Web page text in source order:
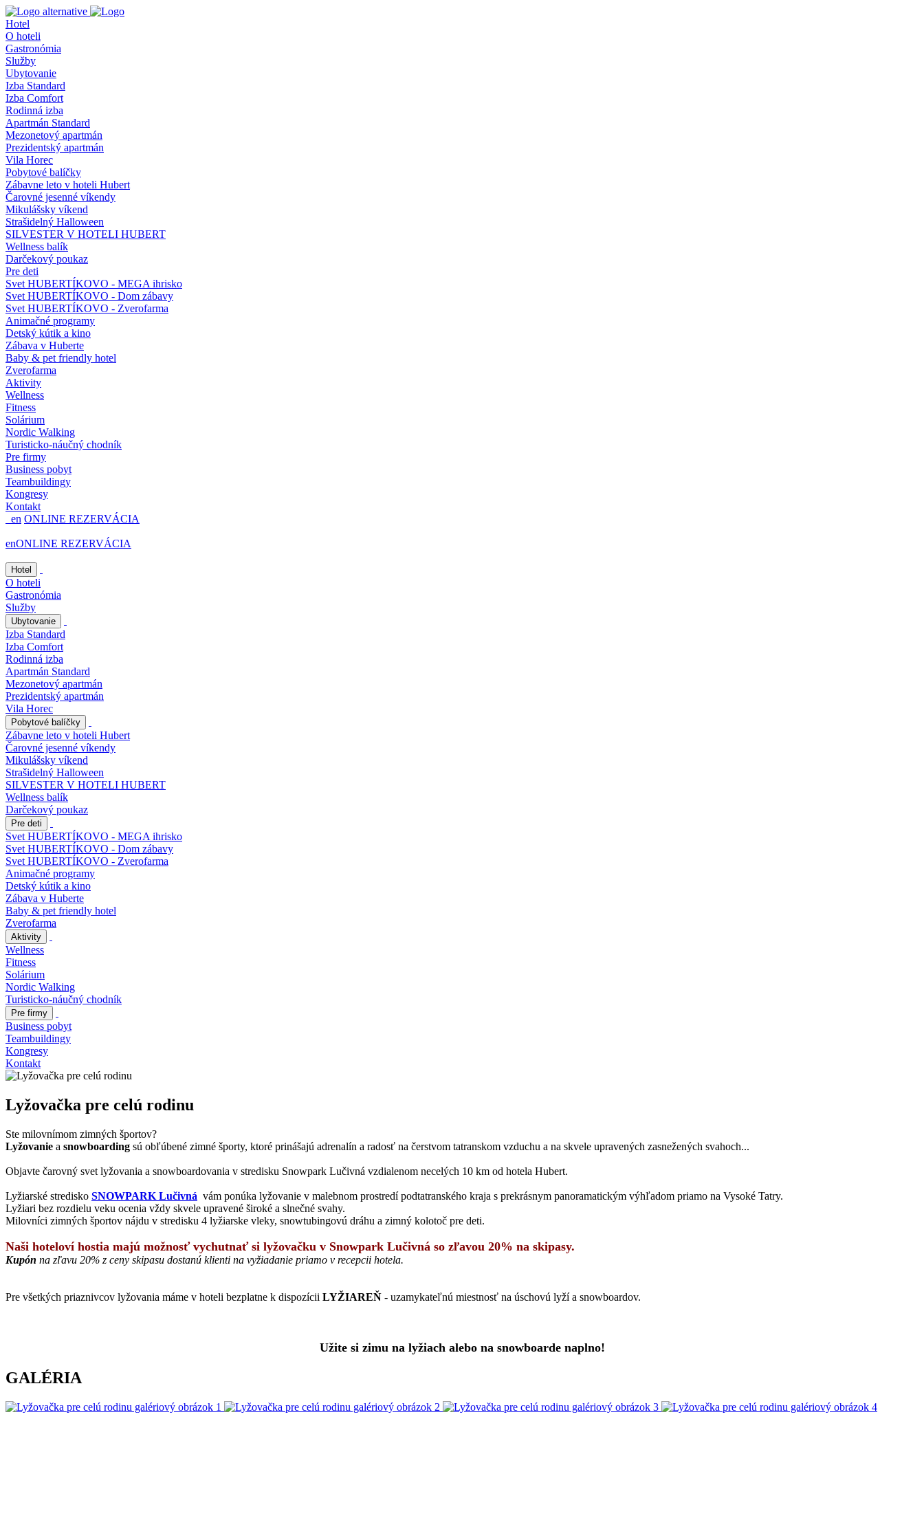
Hotel
O hoteli
Gastronómia
Služby
Ubytovanie
Izba Standard
Izba Comfort
Rodinná izba
Apartmán Standard
Mezonetový apartmán
Prezidentský apartmán
Vila Horec
Pobytové balíčky
Zábavne leto v hoteli Hubert
Čarovné jesenné víkendy
Mikulášsky víkend
Strašidelný Halloween
SILVESTER V HOTELI HUBERT
Wellness balík
Darčekový poukaz
Pre deti
Svet HUBERTÍKOVO - MEGA ihrisko
Svet HUBERTÍKOVO - Dom zábavy
Svet HUBERTÍKOVO - Zverofarma
Animačné programy
Detský kútik a kino
Zábava v Huberte
Baby & pet friendly hotel
Zverofarma
Aktivity
Wellness
Fitness
Solárium
Nordic Walking
Turisticko-náučný chodník
Pre firmy
Business pobyt
Teambuildingy
Kongresy
Kontakt
en ONLINE REZERVÁCIA
enONLINE REZERVÁCIA
Hotel
O hoteli
Gastronómia
Služby
Ubytovanie
Izba Standard
Izba Comfort
Rodinná izba
Apartmán Standard
Mezonetový apartmán
Prezidentský apartmán
Vila Horec
Pobytové balíčky
Zábavne leto v hoteli Hubert
Čarovné jesenné víkendy
Mikulášsky víkend
Strašidelný Halloween
SILVESTER V HOTELI HUBERT
Wellness balík
Darčekový poukaz
Pre deti
Svet HUBERTÍKOVO - MEGA ihrisko
Svet HUBERTÍKOVO - Dom zábavy
Svet HUBERTÍKOVO - Zverofarma
Animačné programy
Detský kútik a kino
Zábava v Huberte
Baby & pet friendly hotel
Zverofarma
Aktivity
Wellness
Fitness
Solárium
Nordic Walking
Turisticko-náučný chodník
Pre firmy
Business pobyt
Teambuildingy
Kongresy
Kontakt
Lyžovačka pre celú rodinu
Ste milovnímom zimných športov?
Lyžovanie a snowboarding sú obľúbené zimné športy, ktoré prinášajú adrenalín a radosť na čerstvom tatranskom vzduchu a na skvele upravených zasnežených svahoch...
Objavte čarovný svet lyžovania a snowboardovania v stredisku Snowpark Lučivná vzdialenom necelých 10 km od hotela Hubert.
Lyžiarské stredisko SNOWPARK Lučivná vám ponúka lyžovanie v malebnom prostredí podtatranského kraja s prekrásnym panoramatickým výhľadom priamo na Vysoké Tatry.
Lyžiari bez rozdielu veku ocenia vždy skvele upravené široké a slnečné svahy.
Milovníci zimných športov nájdu v stredisku 4 lyžiarske vleky, snowtubingovú dráhu a zimný kolotoč pre deti.
Naši hoteloví hostia majú možnosť vychutnať si lyžovačku v Snowpark Lučivná so zľavou 20% na skipasy.
Kupón na zľavu 20% z ceny skipasu dostanú klienti na vyžiadanie priamo v recepcii hotela.
Pre všetkých priaznivcov lyžovania máme v hoteli bezplatne k dispozícii LYŽIAREŇ - uzamykateľnú miestnosť na úschovú lyží a snowboardov.
Užite si zimu na lyžiach alebo na snowboarde naplno!
GALÉRIA